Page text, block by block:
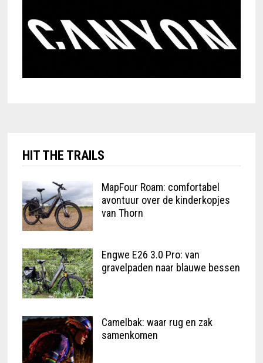
HIT THE TRAILS
MapFour Roam: comfortabel
avontuur over de kinderkopjes
van Thorn
Engwe E26 3.0 Pro: van
gravelpaden naar blauwe bessen
Camelbak: waar rug en zak
samenkomen